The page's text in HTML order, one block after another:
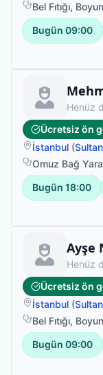
Bel Fıtığı, Boyun
Bugün 09:00
Henüz
Ücretsiz ön
İstanbul (
Omuz Bağ
Bugün 18:00
Ayşe
Henüz
Ücretsiz ön
İstanbul (
Bel Fıtığı, Boyun
Bugün 09:00